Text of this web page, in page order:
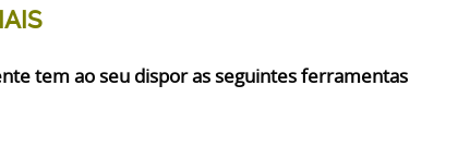
tem ao seu dispor as seguintes ferramentas